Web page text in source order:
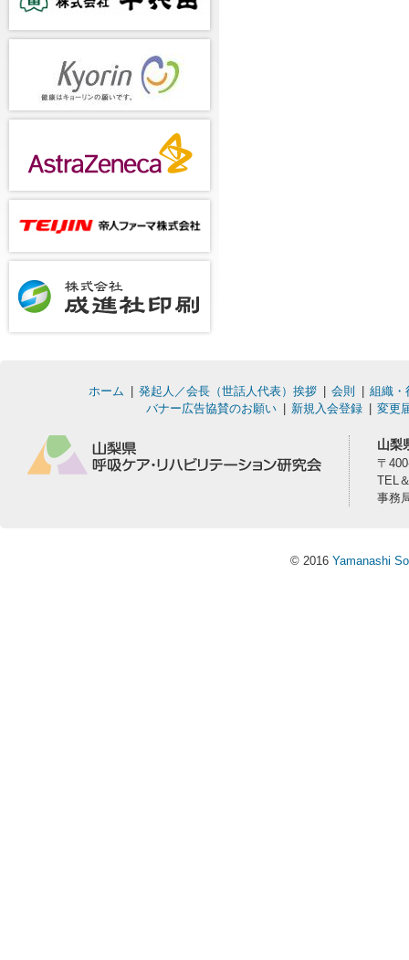
ホーム 発起人／会長（世話人代表）挨拶 会則
組織・
バナー広告協賛のお願い
新規入会登録 変更
山梨
〒
TEL
事務
© 2016 Yamanashi